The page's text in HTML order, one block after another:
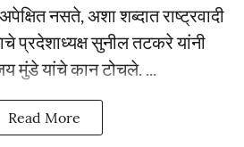
नसते, अशा शब्दात राष्ट्रवादी
प्रदेशाध्यक्ष सुनील तटकरे यांनी
मुंडे यांचे कान टोचले. ...
Read More